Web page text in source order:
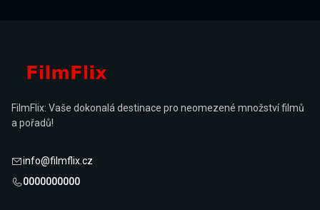
FilmFlix: Vaše dokonalá destinace pro neomezené množství filmů
a pořadů!
info@filmflix.cz
0000000000